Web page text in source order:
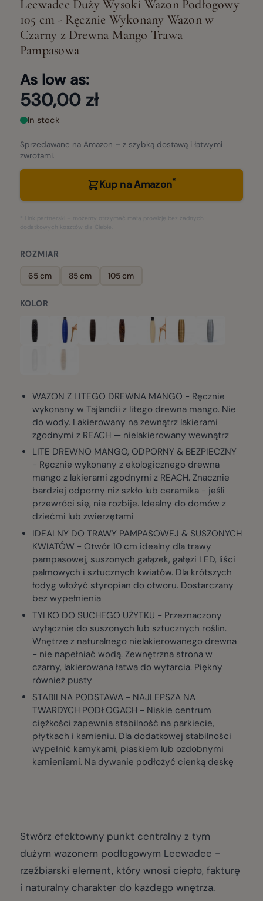
Leewadee Duży Wysoki Wazon Podłogowy
105 cm - Ręcznie Wykonany Wazon w
Czarny z Drewna Mango Trawa
Pampasowa
As low as:
530,00 zł
In stock
Sprzedawane na Amazon – z szybką dostawą i łatwymi
zwrotami.
Kup na Amazon*
* Link partnerski – możemy otrzymać małą prowizję bez żadnych
dodatkowych kosztów dla Ciebie.
ROZMIAR
65 cm 85 cm 105 cm
KOLOR
WAZON Z LITEGO DREWNA MANGO - Ręcznie
wykonany w Tajlandii z litego drewna mango. Nie
do wody. Lakierowany na zewnątrz lakierami
zgodnymi z REACH — nielakierowany wewnątrz
LITE DREWNO MANGO, ODPORNY & BEZPIECZNY
- Ręcznie wykonany z ekologicznego drewna
mango z lakierami zgodnymi z REACH. Znacznie
bardziej odporny niż szkło lub ceramika - jeśli
przewróci się, nie rozbije. Idealny do domów z
dziećmi lub zwierzętami
IDEALNY DO TRAWY PAMPASOWEJ & SUSZONYCH
KWIATÓW - Otwór 10 cm idealny dla trawy
pampasowej, suszonych gałązek, gałęzi LED, liści
palmowych i sztucznych kwiatów. Dla krótszych
łodyg włożyć styropian do otworu. Dostarczany
bez wypełnienia
TYLKO DO SUCHEGO UŻYTKU - Przeznaczony
wyłącznie do suszonych lub sztucznych roślin.
Wnętrze z naturalnego nielakierowanego drewna
- nie napełniać wodą. Zewnętrzna strona w
czarny, lakierowana łatwa do wytarcia. Piękny
również pusty
STABILNA PODSTAWA - NAJLEPSZA NA
TWARDYCH PODŁOGACH - Niskie centrum
ciężkości zapewnia stabilność na parkiecie,
płytkach i kamieniu. Dla dodatkowej stabilności
wypełnić kamykami, piaskiem lub ozdobnymi
kamieniami. Na dywanie podłożyć cienką deskę
Stwórz efektowny punkt centralny z tym
dużym wazonem podłogowym Leewadee -
rzeźbiarski element, który wnosi ciepło, fakturę
i naturalny charakter do każdego wnętrza.